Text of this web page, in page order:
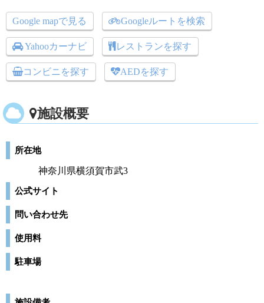
Google mapで見る Googleルートを検索
Yahooカーナビ レストランを探す
コンビニを探す AEDを探す
施設概要
所在地
神奈川県横須賀市武3
公式サイト
問い合わせ先
使用料
駐車場